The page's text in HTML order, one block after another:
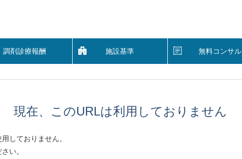
調剤診療報酬 施設基準 無料コンサル
現在、このURLは利用しておりません
しておりません。
い。